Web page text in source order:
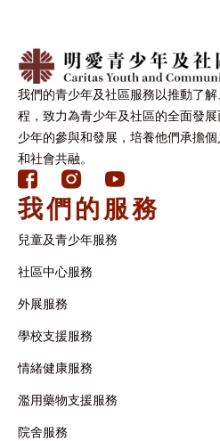
我們的青少年及社區服務以推動了
程，致力為青少年及社區的全面發
少年的參與和發展，培養他們承擔
和社會共融。
我們的服務
兒童及青少年服務
社區中心服務
外展服務
學校支援服務
情緒健康服務
濫用藥物支援服務
院舍服務